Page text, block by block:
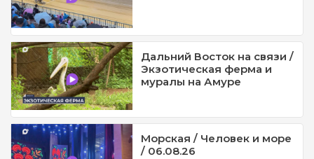
Дальний Восток на связи /
Экзотическая ферма и
муралы на Амуре
Морская / Человек и море
/ 06.08.26